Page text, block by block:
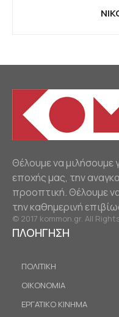
Θέλουμε να μιλήσουμε
εποχής μας, την
προοπτική. Θέλουμε
την καθημερινή
© 2017 kommon.gr. All
ΠΛΟΗΓΗΣΗ
ΠΟΛΙΤΙΚΗ
ΟΙΚΟΝΟΜΙΑ
ΕΡΓΑΤΙΚΟ ΚΙΝΗΜΑ